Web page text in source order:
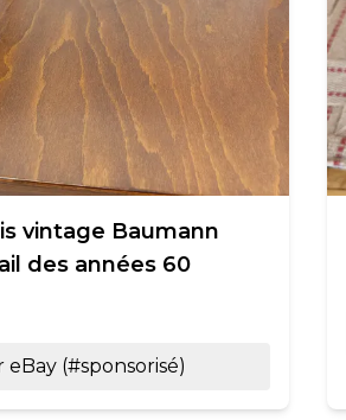
vintage Baumann
des années 60
eBay (#sponsorisé)